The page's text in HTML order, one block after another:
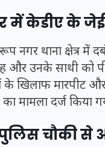
में केडीए के जेई
नगर थाना क्षेत्र में
और उनके साथी को
के खिलाफ मारपीट
मामला दर्ज किया
चौकी से